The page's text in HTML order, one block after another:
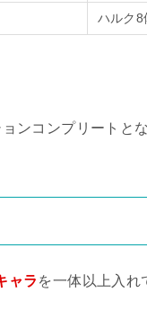
ハルク8
ンコンプリートとな
ャラ を一体以上入れ